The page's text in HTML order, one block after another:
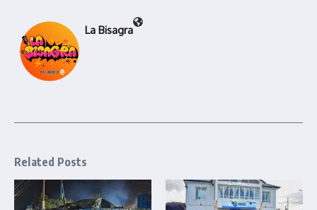
La Bisagra
Related Posts